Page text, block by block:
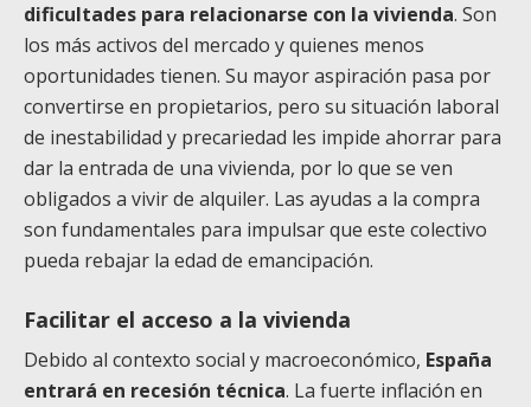
dificultades para relacionarse con la vivienda. Son
los más activos del mercado y quienes menos
oportunidades tienen. Su mayor aspiración pasa por
convertirse en propietarios, pero su situación laboral
de inestabilidad y precariedad les impide ahorrar para
dar la entrada de una vivienda, por lo que se ven
obligados a vivir de alquiler. Las ayudas a la compra
son fundamentales para impulsar que este colectivo
pueda rebajar la edad de emancipación.
Facilitar el acceso a la vivienda
Debido al contexto social y macroeconómico, España
entrará en recesión técnica. La fuerte inflación en